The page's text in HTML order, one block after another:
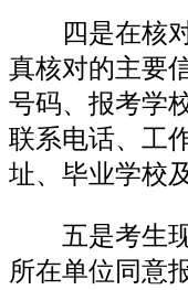
四是在核对
真核对的主要
号码、报考学
联系电话、工
址、毕业学校
五是考生现
所在单位同意